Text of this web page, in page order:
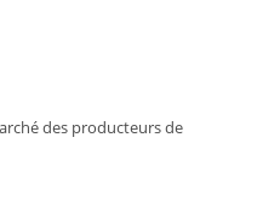
search
des producteurs de